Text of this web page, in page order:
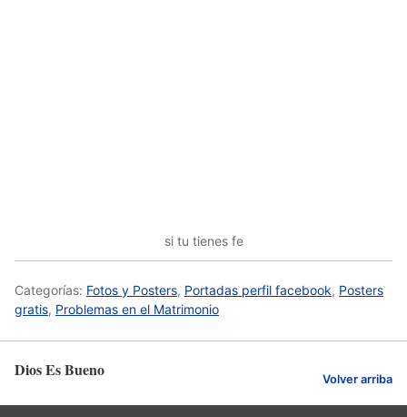
si tu tienes fe
Categorías: Fotos y Posters, Portadas perfil facebook, Posters
gratis, Problemas en el Matrimonio
Dios Es Bueno Volver arriba